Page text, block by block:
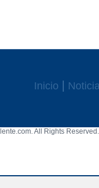
Inicio
All Rights Reserved.